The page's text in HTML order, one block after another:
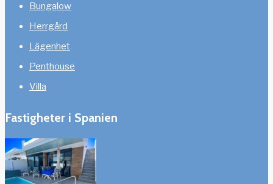
Bungalow
Herrgård
Lägenhet
Penthouse
Villa
Fastigheter i Spanien